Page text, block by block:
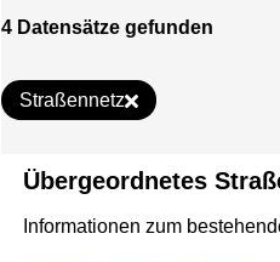
4 Datensätze gefunden
Straßennetz
Übergeordnetes
Informationen zum